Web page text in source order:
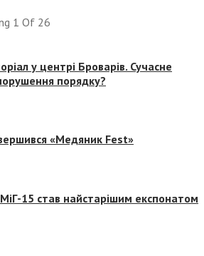
1 Of 26
у центрі Броварів. Сучасне
порядку?
«Медяник Fest»
15 став найстарішим експонатом